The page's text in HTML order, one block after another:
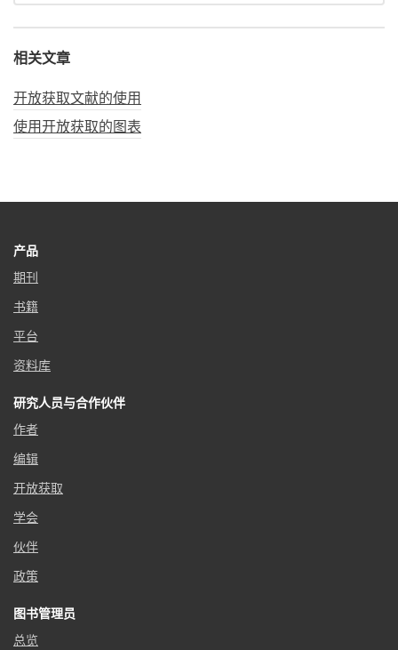
相关文章
开放获取文献的使用
使用开放获取的图表
产品
期刊
书籍
平台
资料库
研究人员与合作伙伴
作者
编辑
开放获取
学会
伙伴
政策
图书管理员
总览